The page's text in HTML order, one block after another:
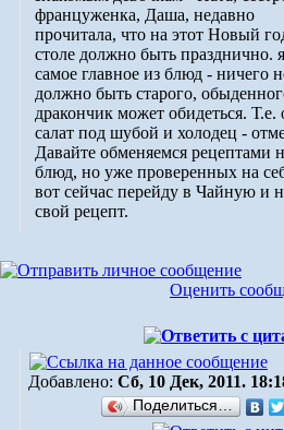
француженка, Даша, недавно
прочитала, что на этот Новый
столе должно быть празднично.
самое главное из блюд - ничего
должно быть старого,
дракончик может обидеться. Т.е.
салат под шубой и холодец -
Давайте обменяемся рецептами
блюд, но уже проверенных на
вот сейчас перейду в Чайную и
свой рецепт.
Оценить
Добавлено: Сб, 10 Дек, 2011.
Поделиться…